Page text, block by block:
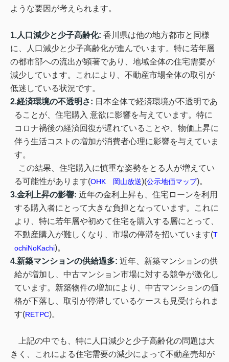
ような要因が考えられます。
1.人口減少と少子高齢化: 香川県は他の地方都市と同様
に、人口減少と少子高齢化が進んでいます。特に若年層
の都市部への流出が顕著であり、地域全体の住宅需要が
減少しています。これにより、不動産市場全体の取引が
低迷 している状況です。
2.経済環境の不透明さ: 日本全体で経済環境が不透明であ
ることが、住宅購入 意欲に影響を与えています。特に
コロナ禍後の経済回復が遅れていることや、物価上昇に
伴う生活コストの増加が消費者心理に影響を与えていま
す。
この結果、住宅購入に慎重な姿勢をとる人が増えてい
る可能性があります(OHK岡山放送)(公示地価マップ)。
3.金利上昇の影響: 近年の金利上昇も、住宅ローンを利用
する購入者にとって大きな負担となっています。これに
より、特に若年層や初めて住宅を購入する層にとって、
不動産購入が難しくなり、市場の停滞を招いています(T
ochiNoKachi)。
4.新築マンションの供給過多: 近年、新築マンションの供
給が増加し、中古マンション市場に対する競争が激化し
ています。新築物件の増加により、中古マンションの価
格が下落し、取引が停滞しているケースも見受けられま
す(RETPC)。
上記の中でも、特に人口減少と少子高齢化の問題は大
きく、これによる住宅需要の減少によって不動産売却が